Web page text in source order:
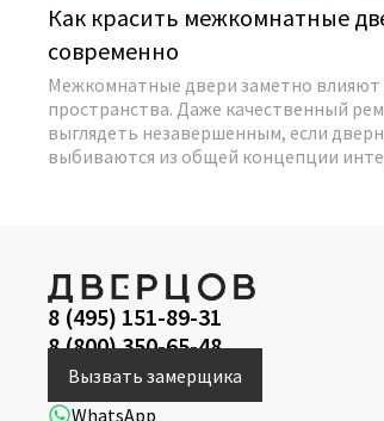
Как красить межкомнатные
современно
Межкомнатные двери заметно влияют
пространства. Даже качественный
выглядеть незавершенным, если
выбиваются из общей концепции
8 (495) 151-89-31
8 (800) 350-65-48
Вызвать замерщика
WhatsApp